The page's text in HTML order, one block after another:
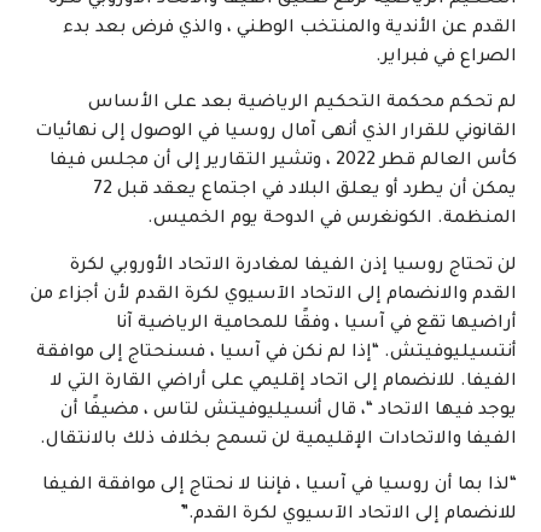
القدم عن الأندية والمنتخب الوطني ، والذي فرض بعد بدء
الصراع في فبراير.
لم تحكم محكمة التحكيم الرياضية بعد على الأساس
القانوني للقرار الذي أنهى آمال روسيا في الوصول إلى نهائيات
كأس العالم قطر 2022 ، وتشير التقارير إلى أن مجلس فيفا
يمكن أن يطرد أو يعلق البلاد في اجتماع يعقد قبل 72
المنظمة. الكونغرس في الدوحة يوم الخميس.
لن تحتاج روسيا إذن الفيفا لمغادرة الاتحاد الأوروبي لكرة
القدم والانضمام إلى الاتحاد الآسيوي لكرة القدم لأن أجزاء من
أراضيها تقع في آسيا ، وفقًا للمحامية الرياضية آنا
أنتسيليوفيتش. “إذا لم نكن في آسيا ، فسنحتاج إلى موافقة
الفيفا. للانضمام إلى اتحاد إقليمي على أراضي القارة التي لا
يوجد فيها الاتحاد “، قال أنسيليوفيتش لتاس ، مضيفًا أن
الفيفا والاتحادات الإقليمية لن تسمح بخلاف ذلك بالانتقال.
“لذا بما أن روسيا في آسيا ، فإننا لا نحتاج إلى موافقة الفيفا
للانضمام إلى الاتحاد الآسيوي لكرة القدم.”